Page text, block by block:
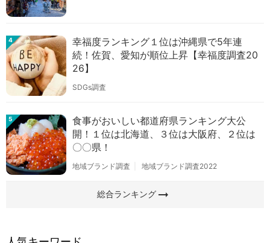
4
幸福度ランキング１位は沖縄県で5年連
続！佐賀、愛知が順位上昇【幸福度調査20
26】
SDGs調査
5
食事がおいしい都道府県ランキング大公
開！１位は北海道、３位は大阪府、２位は
〇〇県！
地域ブランド調査 地域ブランド調査2022
総合ランキングarrow_right_alt